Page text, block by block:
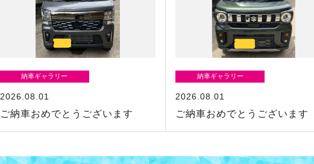
納車ギャラリー
2026.08.01
ご納車おめでとうございます
納車ギャラリー
2026.08.01
ご納車おめでとうございます